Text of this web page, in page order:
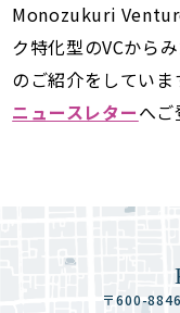
Monozukuri
ク特化型のVCから
のご紹介をしてい
ニュースレターへご
〒600-